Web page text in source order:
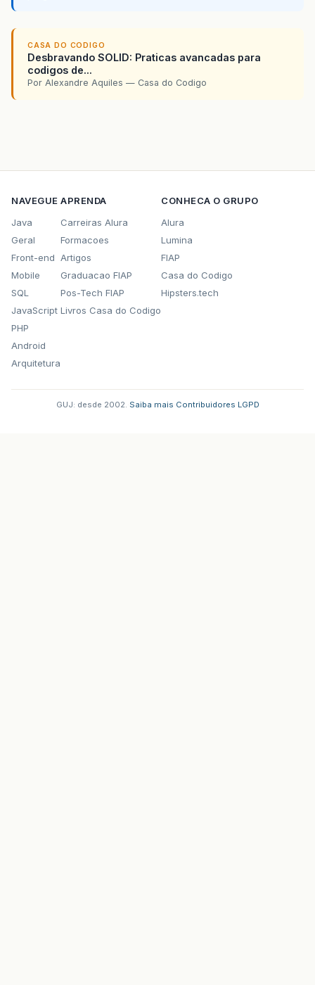
CASA DO CODIGO
Desbravando SOLID: Praticas avancadas para
codigos de...
Por Alexandre Aquiles — Casa do Codigo
NAVEGUE
Java
Geral
Front-end
Mobile
SQL
JavaScript
PHP
Android
Arquitetura
APRENDA
Carreiras Alura
Formacoes
Artigos
Graduacao FIAP
Pos-Tech FIAP
Livros Casa do Codigo
CONHECA O GRUPO
Alura
Lumina
FIAP
Casa do Codigo
Hipsters.tech
GUJ: desde 2002. Saiba mais Contribuidores LGPD